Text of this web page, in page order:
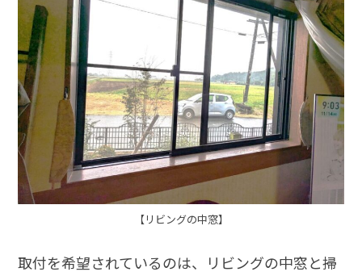
【リビングの中窓】
取付を希望されているのは、リビングの中窓と掃